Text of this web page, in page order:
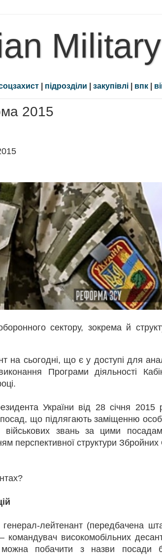
| підрозділи | закупівлі | впк |
2015
сектору, зокрема й
на сьогодні, що є у доступі для
Програми діяльності
України від 28 січня 2015
що підлягають заміщенню
військових звань за цими
перспективної структури
лейтенант (передбачена
високомобільних
побачити з назви посади